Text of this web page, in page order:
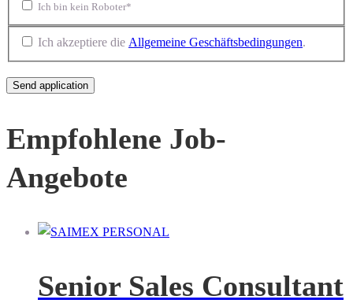
Ich bin kein Roboter*
Ich akzeptiere die Allgemeine Geschäftsbedingungen.
Empfohlene Job-
Angebote
Senior Sales Consultant